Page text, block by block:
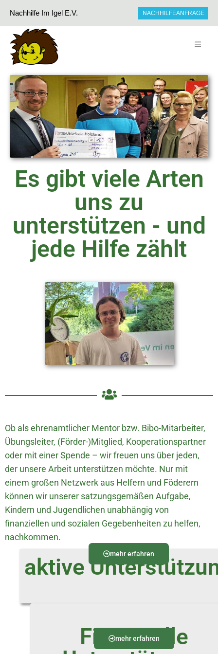
Nachhilfe Im Igel E.V. NACHHILFEANFRAGE
Es gibt viele Arten
uns zu
unterstützen - und
jede Hilfe zählt
Ob als ehrenamtlicher Mentor bzw. Bibo-Mitarbeiter,
Übungsleiter, (Förder-)Mitglied, Kooperationspartner
oder mit einer Spende – wir freuen uns über jeden,
der unsere Arbeit unterstützen möchte. Nur mit
einem großen Netzwerk aus Helfern und Föderern
können wir unserer satzungsgemäßen Aufgabe,
Kindern und Jugendlichen unabhängig von
finanziellen und sozialen Gegebenheiten zu helfen,
nachkommen.
aktive mehr erfahren
Finanzielle
mehr erfahren